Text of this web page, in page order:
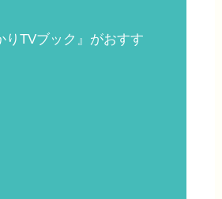
TVブック』がおすす